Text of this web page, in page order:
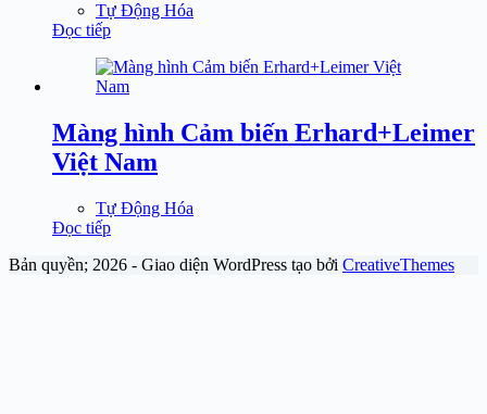
Tự Động Hóa
Đọc tiếp
Màng hình Cảm biến Erhard+Leimer
Việt Nam
Tự Động Hóa
Đọc tiếp
Bản quyền; 2026 - Giao diện WordPress tạo bởi CreativeThemes